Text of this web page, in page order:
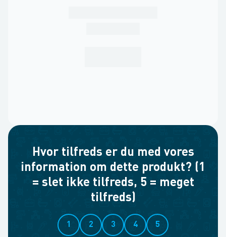
Hvor tilfreds er du med vores
information om dette produkt? (1
= slet ikke tilfreds, 5 = meget
tilfreds)
1 2 3 4 5